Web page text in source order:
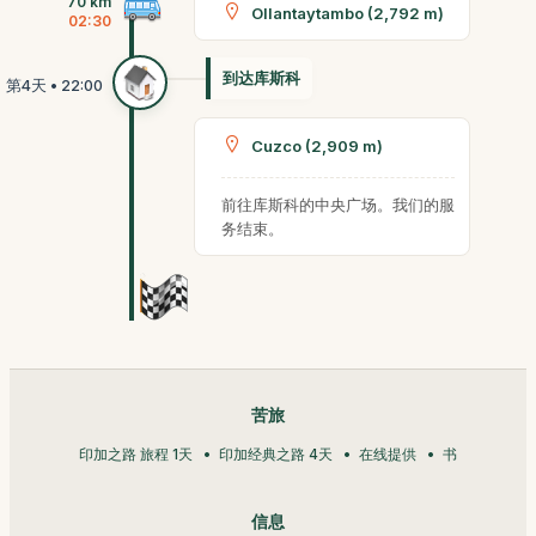
02:30
Ollantaytambo (2,792 m)
到达库斯科
Cuzco (2,909 m)
前往库斯科的中央广场。我们的服
务结束。
苦旅
印加之路 旅程 1天 印加经典之路 4天 在线提供 书
信息